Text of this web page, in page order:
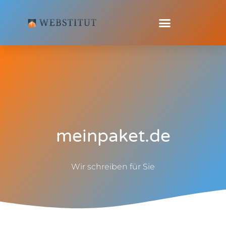
meinpaket.de
Wir schreiben für Sie